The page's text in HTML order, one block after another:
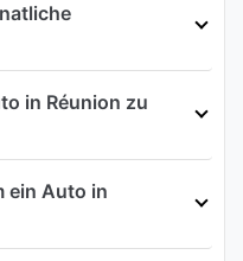
in Réunion zu
ein Auto in